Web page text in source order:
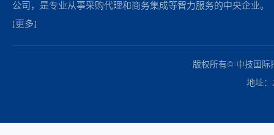
公司，是专业从事采购代理和商务集成等智力服务的中央企业。
[更多]
版权所有© 中技国际
地址：